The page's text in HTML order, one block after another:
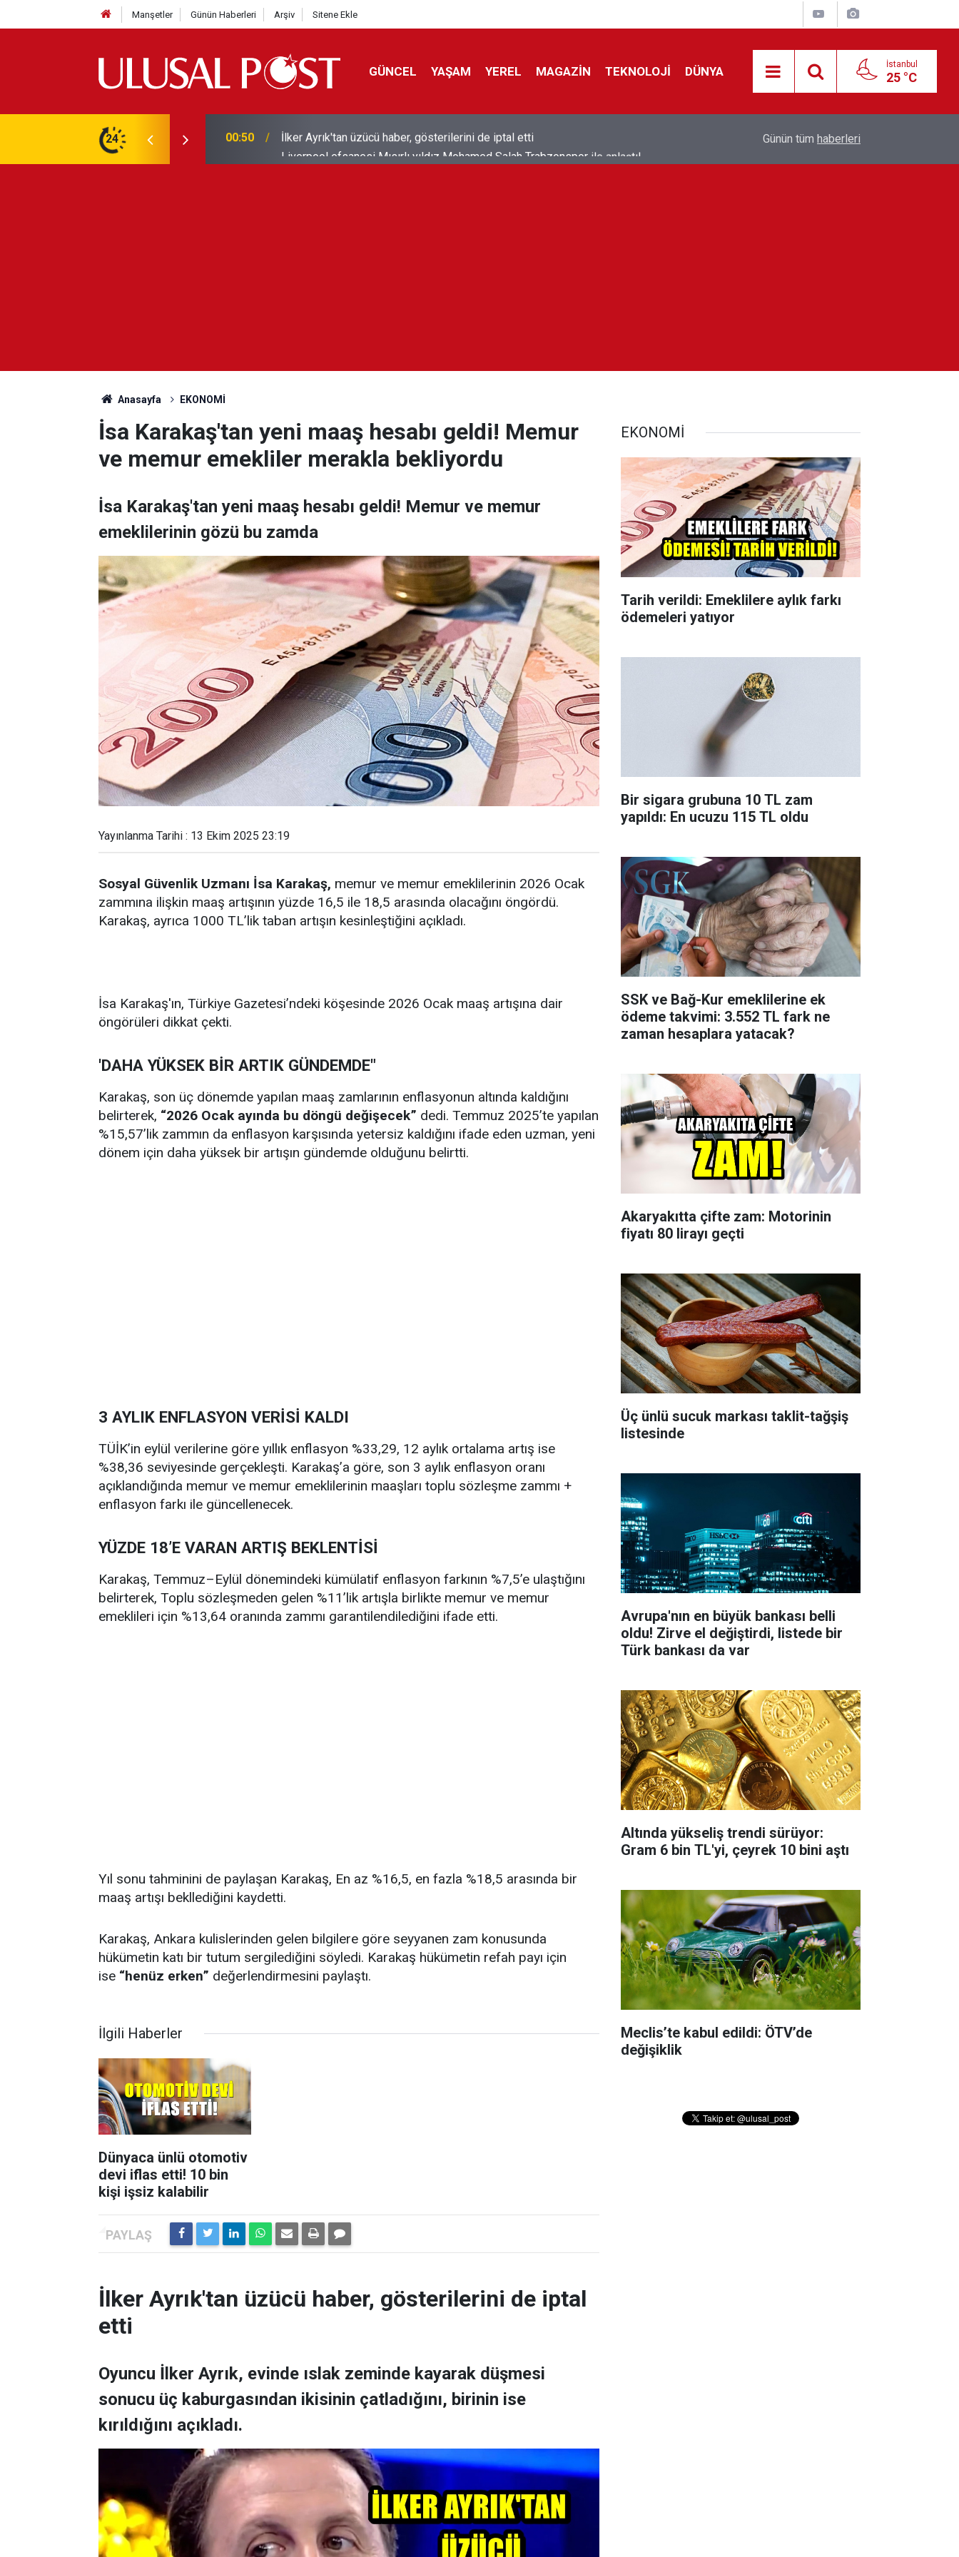
Manşetler Günün Haberleri Arşiv Sitene Ekle
GÜNCEL YAŞAM YEREL MAGAZİN TEKNOLOJİ DÜNYA İstanbul
25 °C
24 00:39
Liverpool efsanesi Mısırlı yıldız Mohamed Salah Trabzonspor ile anlaştı!
Yarın geliyor
Feridun Düzağaç sahnelere ara verdi: ''En az
Günün tüm haberleri
Anasayfa EKONOMİ
İsa Karakaş'tan yeni maaş hesabı geldi! Memur
ve memur emekliler merakla bekliyordu
İsa Karakaş'tan yeni maaş hesabı geldi! Memur ve memur
emeklilerinin gözü bu zamda
Yayınlanma Tarihi : 13 Ekim 2025 23:19
Sosyal Güvenlik Uzmanı İsa Karakaş, memur ve memur emeklilerinin 2026 Ocak
zammına ilişkin maaş artışının yüzde 16,5 ile 18,5 arasında olacağını öngördü.
Karakaş, ayrıca 1000 TL’lik taban artışın kesinleştiğini açıkladı.
İsa Karakaş'ın, Türkiye Gazetesi’ndeki köşesinde 2026 Ocak maaş artışına dair
öngörüleri dikkat çekti.
'DAHA YÜKSEK BİR ARTIK GÜNDEMDE"
Karakaş, son üç dönemde yapılan maaş zamlarının enflasyonun altında kaldığını
belirterek, “2026 Ocak ayında bu döngü değişecek” dedi. Temmuz 2025’te yapılan
%15,57’lik zammın da enflasyon karşısında yetersiz kaldığını ifade eden uzman, yeni
dönem için daha yüksek bir artışın gündemde olduğunu belirtti.
3 AYLIK ENFLASYON VERİSİ KALDI
TÜİK’in eylül verilerine göre yıllık enflasyon %33,29, 12 aylık ortalama artış ise
%38,36 seviyesinde gerçekleşti. Karakaş’a göre, son 3 aylık enflasyon oranı
açıklandığında memur ve memur emeklilerinin maaşları toplu sözleşme zammı +
enflasyon farkı ile güncellenecek.
YÜZDE 18’E VARAN ARTIŞ BEKLENTİSİ
Karakaş, Temmuz–Eylül dönemindeki kümülatif enflasyon farkının %7,5’e ulaştığını
belirterek, Toplu sözleşmeden gelen %11’lik artışla birlikte memur ve memur
emeklileri için %13,64 oranında zammı garantilendilediğini ifade etti.
Yıl sonu tahminini de paylaşan Karakaş, En az %16,5, en fazla %18,5 arasında bir
maaş artışı bekllediğini kaydetti.
Karakaş, Ankara kulislerinden gelen bilgilere göre seyyanen zam konusunda
hükümetin katı bir tutum sergilediğini söyledi. Karakaş hükümetin refah payı için
ise “henüz erken” değerlendirmesini paylaştı.
İlgili Haberler
Dünyaca ünlü otomotiv
devi iflas etti! 10 bin
kişi işsiz kalabilir
İlker Ayrık'tan üzücü haber, gösterilerini de iptal
etti
Oyuncu İlker Ayrık, evinde ıslak zeminde kayarak düşmesi
sonucu üç kaburgasından ikisinin çatladığını, birinin ise
kırıldığını açıkladı.
EKONOMİ
Tarih verildi: Emeklilere aylık farkı
ödemeleri yatıyor
Bir sigara grubuna 10 TL zam
yapıldı: En ucuzu 115 TL oldu
SSK ve Bağ-Kur emeklilerine ek
ödeme takvimi: 3.552 TL fark ne
zaman hesaplara yatacak?
Akaryakıtta çifte zam: Motorinin
fiyatı 80 lirayı geçti
Üç ünlü sucuk markası taklit-tağşiş
listesinde
Avrupa'nın en büyük bankası belli
oldu! Zirve el değiştirdi, listede bir
Türk bankası da var
Altında yükseliş trendi sürüyor:
Gram 6 bin TL'yi, çeyrek 10 bini aştı
Meclis’te kabul edildi: ÖTV’de
değişiklik